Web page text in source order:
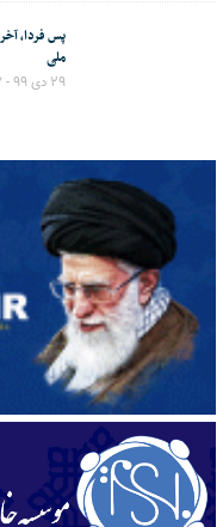
پس فردا،
ملی
۲۹ دی ۹۹ - ۰۸:۳۷